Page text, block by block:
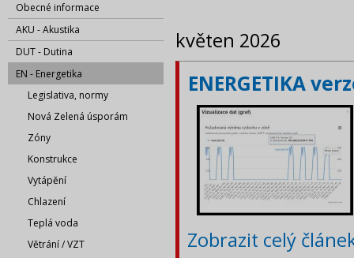
Obecné informace
AKU - Akustika
DUT - Dutina
EN - Energetika
Legislativa, normy
Nová Zelená úsporám
Zóny
Konstrukce
Vytápění
Chlazení
Teplá voda
Větrání / VZT
květen 2026
ENERGETIKA
Zobrazit celý